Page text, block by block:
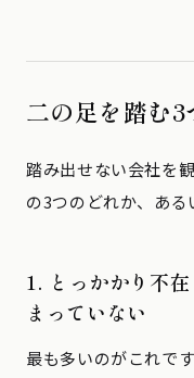
二の足を踏む3
踏み出せない会社を
の3つのどれか、ある
1. とっかかり不
まっていない
最も多いのがこれで